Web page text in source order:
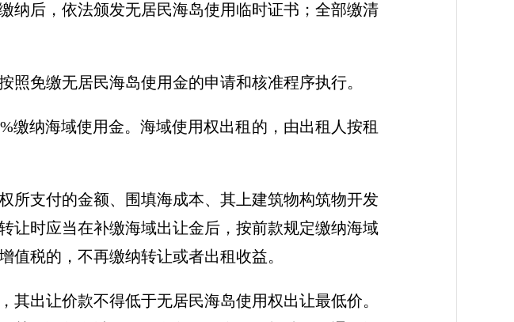
后，依法颁发无居民海岛使用临时证书；全部缴清
免缴无居民海岛使用金的申请和核准程序执行。
纳海域使用金。海域使用权出租的，由出租人按租
所支付的金额、围填海成本、其上建筑物构筑物开发
让时应当在补缴海域出让金后，按前款规定缴纳海域
税的，不再缴纳转让或者出租收益。
出让价款不得低于无居民海岛使用权出让最低价。